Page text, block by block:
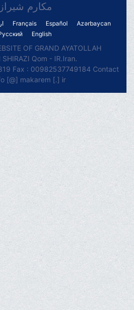
مکارم
Français Español
Azərbaycan
English
OF GRAND AYATOLLAH
SHIRAZI Qom - IR.Iran.
Fax : 00982537749184 Contact
[@] makarem [.] ir